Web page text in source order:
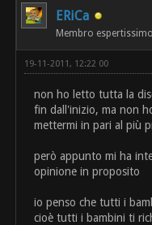
ERiCa
Membro espertissimo
19-11-2011, 12:22 00
non ho letto tutta la
fin dall'inizio, ma non
mettermi in pari al più
però appunto mi ha
opinione in proposito
io penso che tutti i
cioè tutti i bambini ti